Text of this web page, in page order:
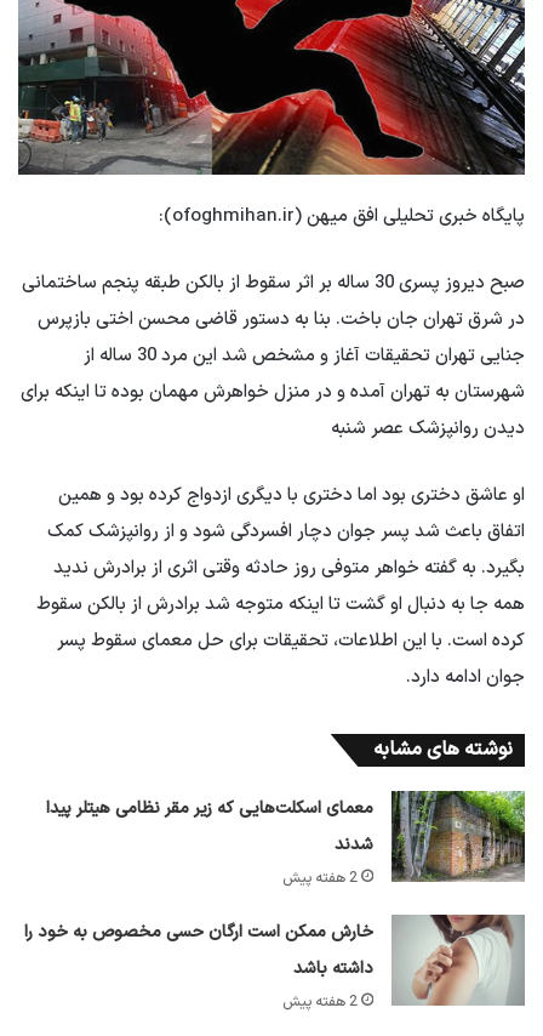
پایگاه خبری تحلیلی افق میهن (ofoghmihan.ir):
صبح دیروز پسری 30 ساله بر اثر سقوط از بالکن طبقه پنجم ساختمانی
در شرق تهران جان باخت. بنا به دستور قاضی محسن اختی بازپرس
جنایی تهران تحقیقات آغاز و مشخص شد این مرد 30 ساله از
شهرستان به تهران آمده و در منزل خواهرش مهمان بوده تا اینکه برای
دیدن روانپزشک عصر شنبه
او عاشق دختری بود اما دختری با دیگری ازدواج کرده بود و همین
اتفاق باعث شد پسر جوان دچار افسردگی شود و از روانپزشک کمک
بگیرد. به گفته خواهر متوفی روز حادثه وقتی اثری از برادرش ندید
همه جا به دنبال او گشت تا اینکه متوجه شد برادرش از بالکن سقوط
کرده است. با این اطلاعات، تحقیقات برای حل معمای سقوط پسر
جوان ادامه دارد.
نوشته های مشابه
معمای اسکلت‌هایی که زیر مقر نظامی هیتلر پیدا
شدند
2 هفته پیش
خارش ممکن است ارگان حسی مخصوص به خود را
داشته باشد
2 هفته پیش